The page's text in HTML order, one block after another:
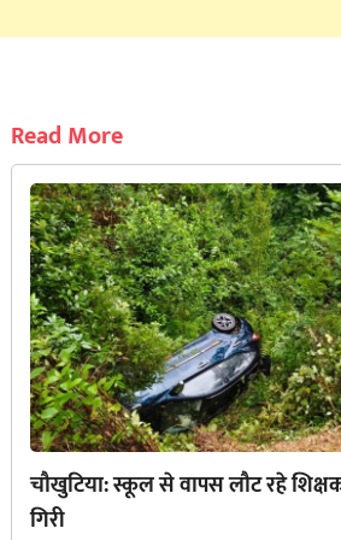
Read More
चौखुटिया: स्कूल से वापस लौट रहे
गिरी